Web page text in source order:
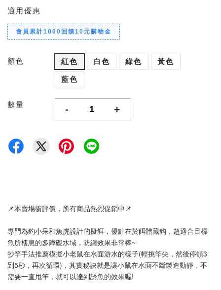
適用優惠
會員累計1000回饋10元購物金
顏色 紅色 白色 綠色 黃色
藍色
數量 - +
📌本賣場衝評價，所有商品熱烈促銷中📌
專門為釣小呆和魚虎設計的擬餌，優點在於餌體藏鈎，超適合目標
魚所棲息的多障礙水域，防纏效果非常棒~
抄竿手法推薦模擬小老鼠在水面游水的樣子(輕挑竿尖，然後停頓3
到5秒，再次循環)，其實秘訣就是讓小鼠在水面不斷製造動靜，不
需要一直甩竿，就可以達到誘魚的效果喔!